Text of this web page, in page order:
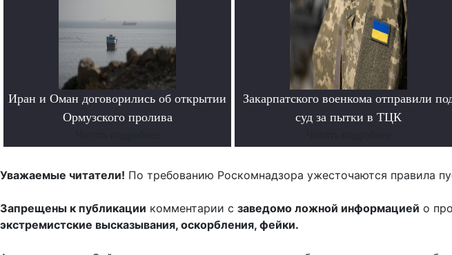
Иран и Оман договорились об открытии
Ормузского пролива
Закарпатского военкома отправили
суд за пытки в ТЦК
Уважаемые читатели! По требованию Роскомнадзора ужесточаются правила
Запрещены к публикации комментарии с заведомо ложной информацией о
экстремистские высказывания, оскорбления, фейки.